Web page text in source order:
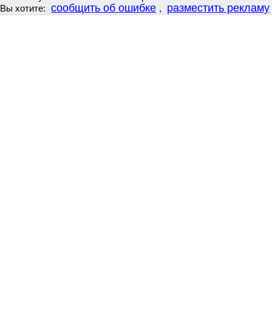
Вы хотите:
сообщить об ошибке , разместить рекламу